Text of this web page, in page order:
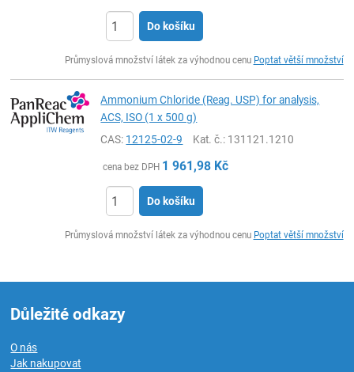
Do košíku
Průmyslová množství látek za výhodnou cenu Poptat větší množství
Ammonium Chloride (Reag. USP) for analysis,
ACS, ISO (1 x 500 g)
CAS: 12125-02-9 Kat. č.: 131121.1210
cena bez DPH 1 961,98 Kč
Do košíku
Průmyslová množství látek za výhodnou cenu Poptat větší množství
Důležité odkazy
O nás
Jak nakupovat